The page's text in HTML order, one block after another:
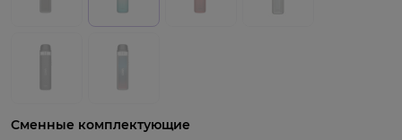
Сменные комплектующие